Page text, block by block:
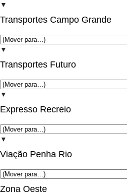
▼
Transportes Campo Grande
▼
Transportes Futuro
▼
Expresso Recreio
▼
Viação Penha Rio
Zona Oeste